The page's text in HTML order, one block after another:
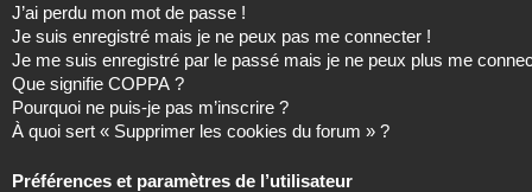
J’ai perdu mon mot de passe !
Je suis enregistré mais je ne peux pas me connecter !
Je me suis enregistré par le passé mais je ne peux plus me
Que signifie COPPA ?
Pourquoi ne puis-je pas m’inscrire ?
À quoi sert « Supprimer les cookies du forum » ?
Préférences et paramètres de l’utilisateur